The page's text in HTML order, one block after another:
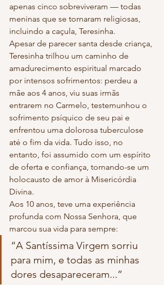
apenas cinco sobreviveram — todas
meninas que se tornaram religiosas,
incluindo a caçula, Teresinha.
Apesar de parecer santa desde criança,
Teresinha trilhou um caminho de
amadurecimento espiritual marcado
por intensos sofrimentos: perdeu a
mãe aos 4 anos, viu suas irmãs
entrarem no Carmelo, testemunhou o
sofrimento psíquico de seu pai e
enfrentou uma dolorosa tuberculose
até o fim da vida. Tudo isso, no
entanto, foi assumido com um espírito
de oferta e confiança, tornando-se um
holocausto de amor à Misericórdia
Divina.
Aos 10 anos, teve uma experiência
profunda com Nossa Senhora, que
marcou sua vida para sempre:
“A Santíssima Virgem sorriu
para mim, e todas as minhas
dores desapareceram...”